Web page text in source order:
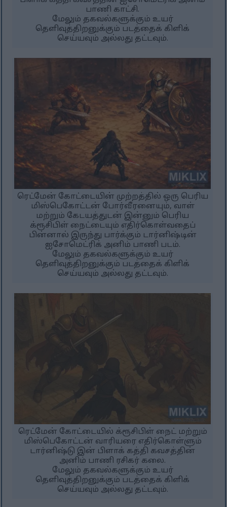
பாணி காட்சி.
மேலும் தகவல்களுக்கும் உயர்
தெளிவுத்திறனுக்கும் படத்தைக் கிளிக்
செய்யவும் அல்லது தட்டவும்.
ரெட்மேன் கோட்டையின் முற்றத்தில் ஒரு பெரிய
மிஸ்பெகோட்டன் போர்வீரனையும், வாள்
மற்றும் கேடயத்துடன் இன்னும் பெரிய
க்ரூசிபிள் நைட்டையும் எதிர்கொள்வதைப்
பின்னால் இருந்து பார்க்கும் டார்னிஷ்டின்
ஐசோமெட்ரிக் அனிம் பாணி படம்.
மேலும் தகவல்களுக்கும் உயர்
தெளிவுத்திறனுக்கும் படத்தைக் கிளிக்
செய்யவும் அல்லது தட்டவும்.
ரெட்மேன் கோட்டையில் க்ரூசிபிள் நைட் மற்றும்
மிஸ்பெகோட்டன் வாரியரை எதிர்கொள்ளும்
டார்னிஷ்டு இன் பிளாக் கத்தி கவசத்தின்
அனிம் பாணி ரசிகர் கலை.
மேலும் தகவல்களுக்கும் உயர்
தெளிவுத்திறனுக்கும் படத்தைக் கிளிக்
செய்யவும் அல்லது தட்டவும்.